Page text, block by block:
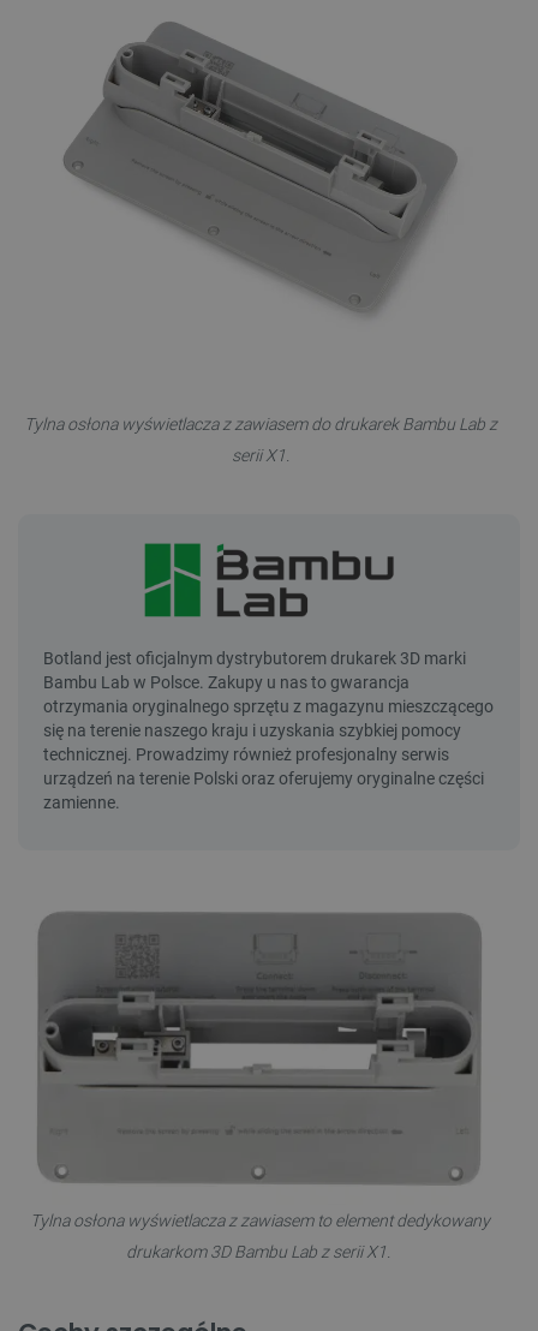
Tylna osłona wyświetlacza z zawiasem do drukarek Bambu Lab z
serii X1.
Tylna osłona wyświetlacza z zawiasem to element dedykowany
drukarkom 3D Bambu Lab z serii X1.